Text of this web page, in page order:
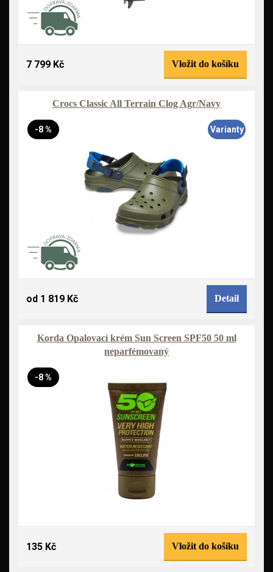
7 799 Kč Vložit do košíku
Crocs Classic All Terrain Clog Agr/Navy
-8 % Varianty
od 1 819 Kč Detail
Korda Opalovací krém Sun Screen SPF50 50 ml
neparfémovaný
-8 %
135 Kč Vložit do košíku